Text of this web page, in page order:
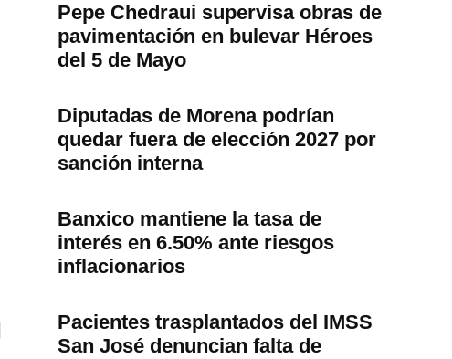
Pepe Chedraui supervisa obras de
pavimentación en bulevar Héroes
del 5 de Mayo
Diputadas de Morena podrían
quedar fuera de elección 2027 por
sanción interna
Banxico mantiene la tasa de
interés en 6.50% ante riesgos
inflacionarios
Pacientes trasplantados del IMSS
San José denuncian falta de